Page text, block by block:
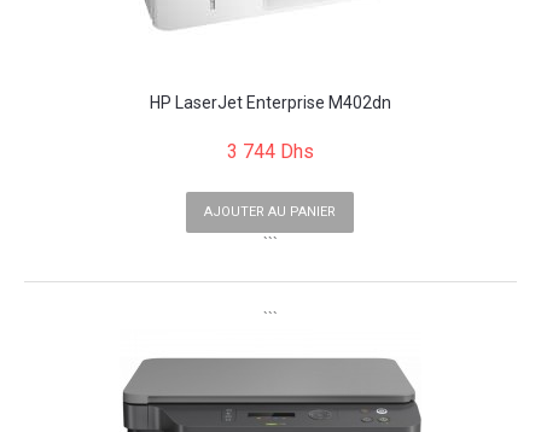
HP LaserJet Enterprise M402dn
3 744 Dhs
AJOUTER AU PANIER
```
```